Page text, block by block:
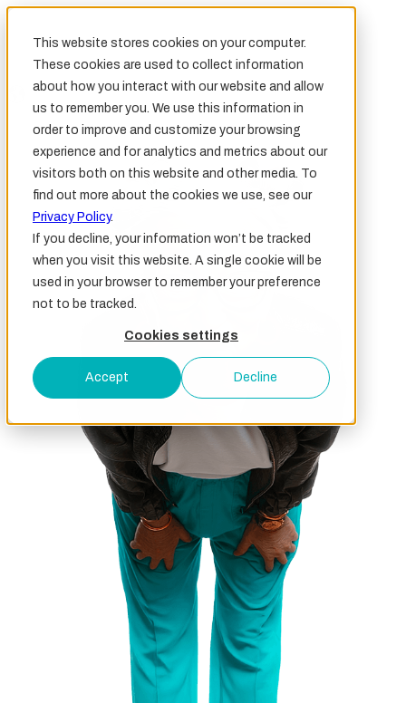
This website stores cookies on your computer.
These cookies are used to collect information
about how you interact with our website and allow
us to remember you. We use this information in
order to improve and customize your browsing
experience and for analytics and metrics about our
visitors both on this website and other media. To
find out more about the cookies we use, see our
Privacy Policy.
If you decline, your information won’t be tracked
when you visit this website. A single cookie will be
used in your browser to remember your preference
not to be tracked.
Cookies settings
Accept Decline